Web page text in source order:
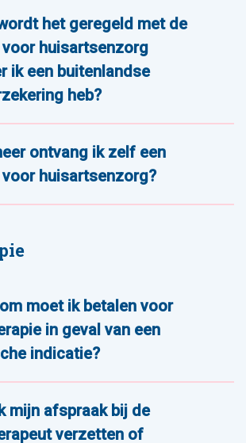
het geregeld met de
huisartsenzorg
ik een buitenlandse
heb?
ontvang ik zelf een
huisartsenzorg?
moet ik betalen voor
in geval van een
indicatie?
mijn afspraak bij de
verzetten of